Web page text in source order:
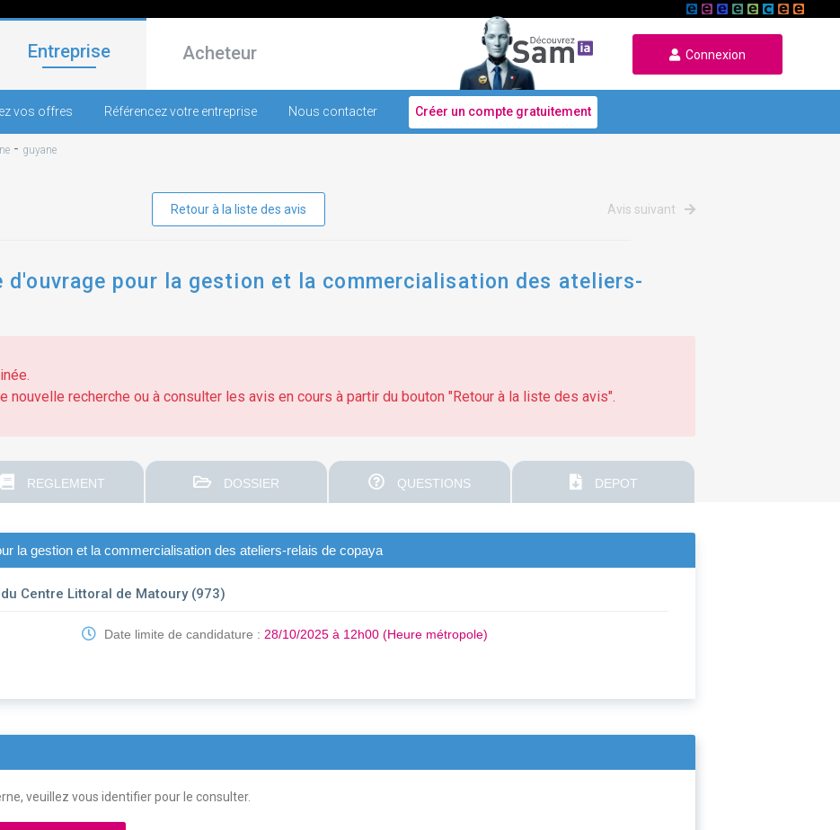
Entreprise Acheteur Connexion
vos offres Référencez votre entreprise Nous contacter Créer un compte gratuitement
- guyane
Retour à la liste des avis Avis suivant
pour la gestion et la commercialisation des ateliers-
nouvelle recherche ou à consulter les avis en cours à partir du bouton "Retour à la liste des avis".
REGLEMENT DOSSIER QUESTIONS DEPOT
la gestion et la commercialisation des ateliers-relais de copaya
Centre Littoral de Matoury (973)
Date limite de candidature :28/10/2025 à 12h00 (Heure métropole)
veuillez vous identifier pour le consulter.